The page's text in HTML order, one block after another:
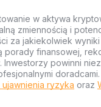
w aktywa
zmiennością i
za jakiekolwiek
finansowej,
powinni
ujawnienia ryzyka oraz